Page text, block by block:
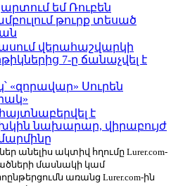
եմ Ռուբեն
թուրք տեսած
վերահաշվարկի
7-ը ճանաչվել է
Սուրեն
է
նախարար, վիրաբույժ
անելիս ակտիվ հղումը Lurer.com-
մասնակի կամ
առանց Lurer.com-ին